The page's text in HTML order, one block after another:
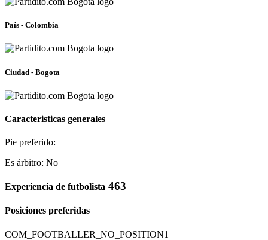
País - Colombia
Ciudad - Bogota
Caracteristicas generales
Pie preferido:
Es árbitro: No
Experiencia de futbolista 463
Posiciones preferidas
COM_FOOTBALLER_NO_POSITION1